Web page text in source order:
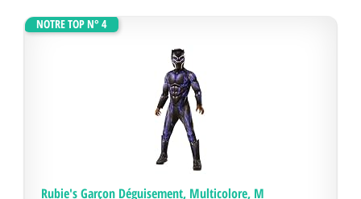
NOTRE TOP N° 4
Rubie's Garçon Déguisement, Multicolore, M